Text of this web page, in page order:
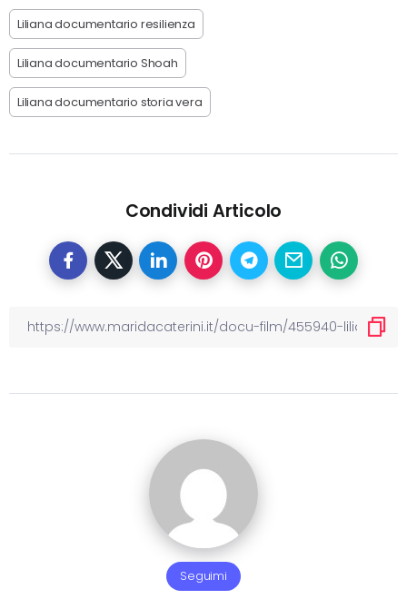
Liliana documentario resilienza
Liliana documentario Shoah
Liliana documentario storia vera
Condividi Articolo
Seguimi